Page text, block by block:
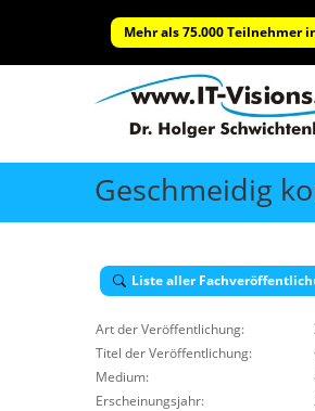
Mehr als 75.000 Teilnehmer
Geschmeidig
Liste aller
Art der Veröffentlichung:
Titel der Veröffentlichung:
Medium:
Erscheinungsjahr: